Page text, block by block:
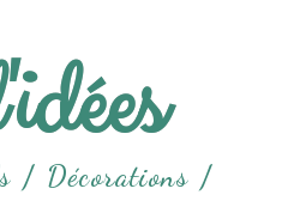
/ Décorations /